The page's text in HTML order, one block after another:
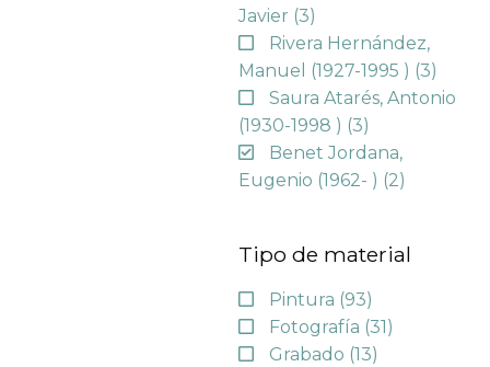
Javier (3)
Rivera Hernández,
Manuel (1927-1995 ) (3)
Saura Atarés, Antonio
(1930-1998 ) (3)
Benet Jordana,
Eugenio (1962- ) (2)
Tipo de material
Pintura (93)
Fotografía (31)
Grabado (13)